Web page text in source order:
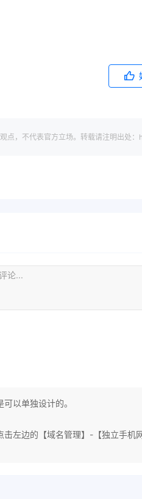
点，不代表官方立场。转载请注明出处
以单独设计的。
击左边的【域名管理】-【独立手